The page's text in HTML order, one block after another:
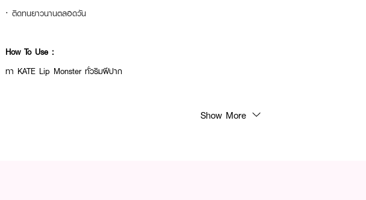
· ติดทนยาวนานตลอดวัน
How To Use :
ทา KATE Lip Monster ทั่วริมฝีปาก
Show More